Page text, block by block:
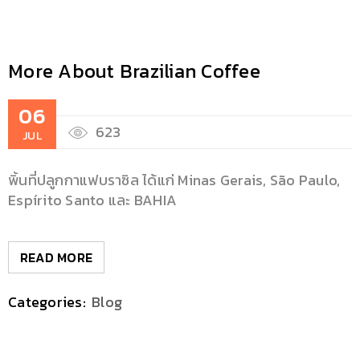
More About Brazilian Coffee
06
JUL 623
พิ้นที่ปลูกกาแฟบราซิล ได้แก่ Minas Gerais, São Paulo,
Espírito Santo และ BAHIA
READ MORE
Categories: Blog